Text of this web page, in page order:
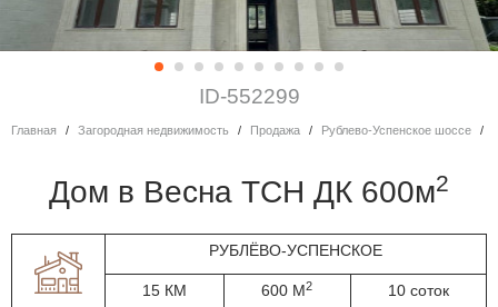
ID-552299
Главная Загородная недвижимость Продажа Рублево-Успенское шоссе
дом в Весна ТСН ДК 600м2
РУБЛЁВО-УСПЕНСКОЕ
15 КМ 600 М2 10 соток